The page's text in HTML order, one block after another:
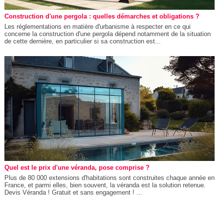
Construction d'une pergola : quelles démarches et obligations ?
Les réglementations en matière d'urbanisme à respecter en ce qui
concerne la construction d'une pergola dépend notamment de la situation
de cette dernière, en particulier si sa construction est...
Quel est le prix d'une véranda, pose comprise ?
Plus de 80 000 extensions d'habitations sont construites chaque année en
France, et parmi elles, bien souvent, la véranda est la solution retenue.
Devis Véranda ! Gratuit et sans engagement ! ...